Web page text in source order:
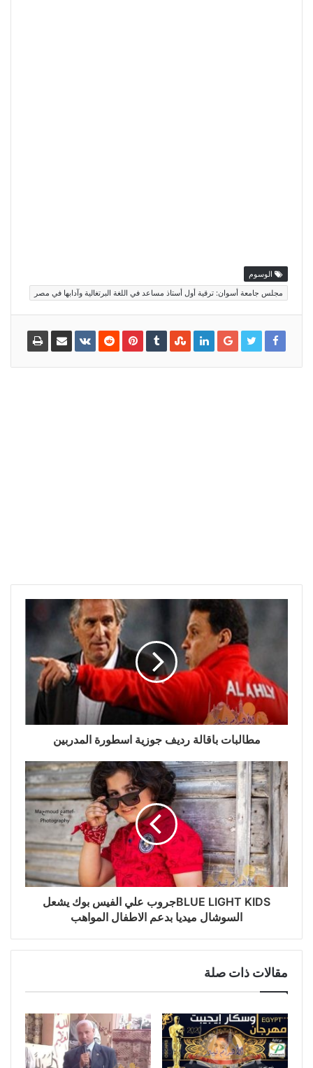
الوسوم
مجلس جامعة أسوان: ترقية أول أستاذ مساعد في اللغة البرتغالية وآدابها في مصر
مطالبات باقالة رديف جوزية اسطورة المدربين
BLUE LIGHT KIDSجروب علي الفيس بوك يشعل
السوشال ميديا بدعم الاطفال المواهب
مقالات ذات صلة